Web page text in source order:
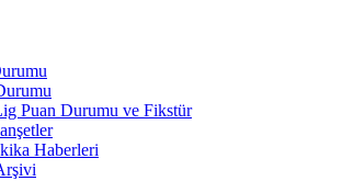
Puan Durumu ve Fikstür
Haberleri